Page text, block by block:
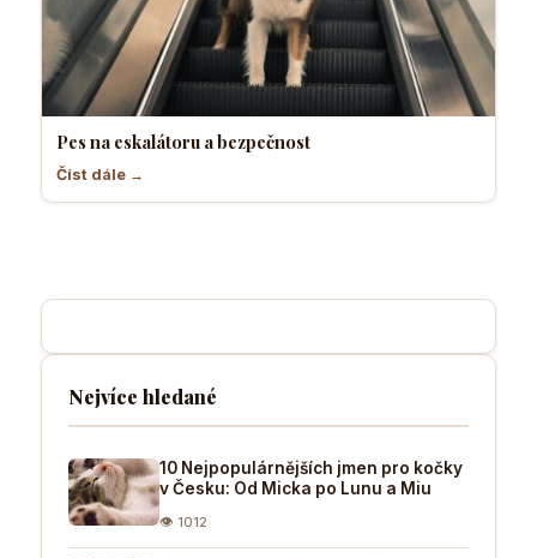
Pes na eskalátoru a bezpečnost
Číst dále →
Nejvíce hledané
10 Nejpopulárnějších jmen pro kočky
v Česku: Od Micka po Lunu a Miu
👁 1012